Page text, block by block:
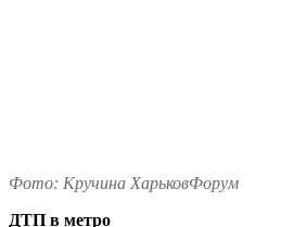
Фото: Кручина ХарьковФорум
ДТП в метро